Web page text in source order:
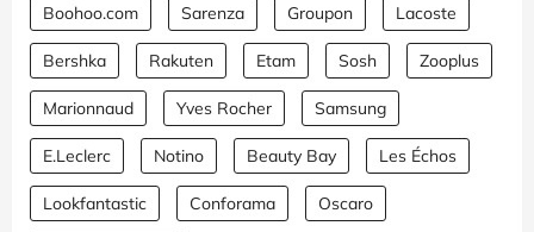
Boohoo.com Sarenza Groupon Lacoste
Bershka Rakuten Etam Sosh Zooplus
Marionnaud Yves Rocher Samsung
E.Leclerc Notino Beauty Bay Les Échos
Lookfantastic Conforama Oscaro